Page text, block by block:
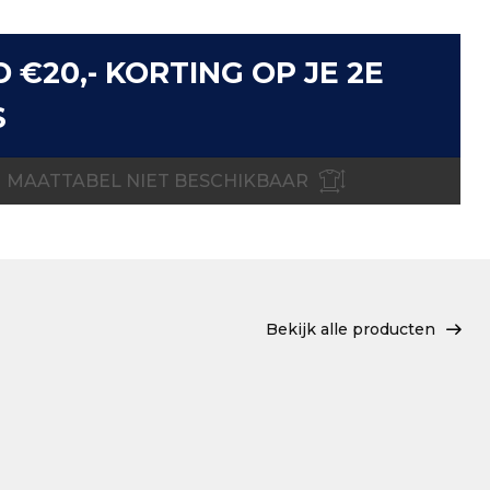
€20,- KORTING OP JE 2E
MAATTABEL NIET BESCHIKBAAR
Bekijk alle producten